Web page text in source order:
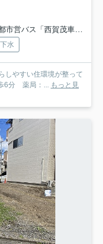
西賀茂車庫前」 停歩5分
水
しやすい住環境が整って
6分 薬局：... もっと見